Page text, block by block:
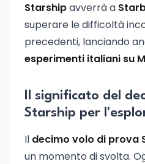
Starshipavverrà a
superare le difficoltà
precedenti, lanciando
esperimenti italiani su
Il significato del
Starship per
Il decimo volo di prova
un momento di svolta.